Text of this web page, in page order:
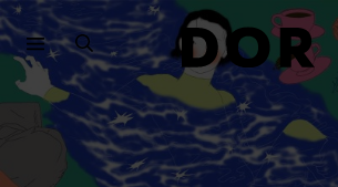
Sari
la
meniu
Sari
la
conținut